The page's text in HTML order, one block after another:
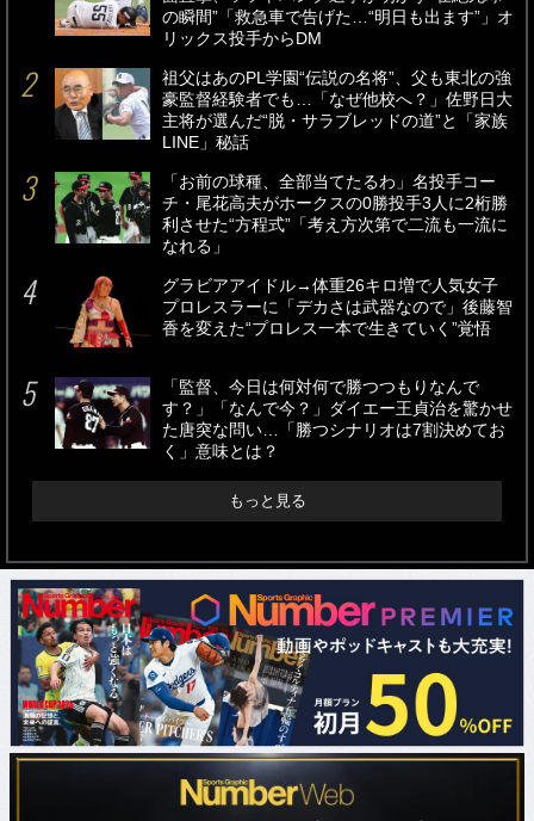
の瞬間”「救急車で告げた…“明日も出ます”」オ
リックス投手からDM
祖父はあのPL学園“伝説の名将”、父も東北の強
豪監督経験者でも…「なぜ他校へ？」佐野日大
主将が選んだ“脱・サラブレッドの道”と「家族
LINE」秘話
「お前の球種、全部当てたるわ」名投手コー
チ・尾花高夫がホークスの0勝投手3人に2桁勝
利させた“方程式”「考え方次第で二流も一流に
なれる」
グラビアアイドル→体重26キロ増で人気女子
プロレスラーに「デカさは武器なので」後藤智
香を変えた“プロレス一本で生きていく”覚悟
「監督、今日は何対何で勝つつもりなんで
す？」「なんで今？」ダイエー王貞治を驚かせ
た唐突な問い…「勝つシナリオは7割決めてお
く」意味とは？
もっと見る